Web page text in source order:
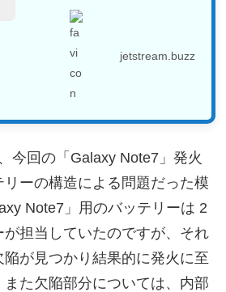
原因がようやく判...
jetstream.buzz
今回の「Galaxy Note7」発火
ーの構造による問題だった模
Note7」用のバッテリーは 2
担当していたのですが、それ
が見つかり結果的に発火に至
た欠陥部分については、内部